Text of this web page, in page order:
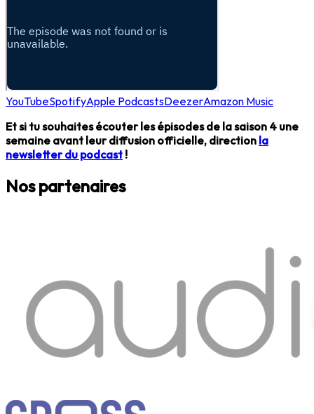
YouTubeSpotifyApple PodcastsDeezerAmazon Music
Et si tu souhaites écouter les épisodes de la saison 4 une
semaine avant leur diffusion officielle, direction la
newsletter du podcast !
Nos partenaires